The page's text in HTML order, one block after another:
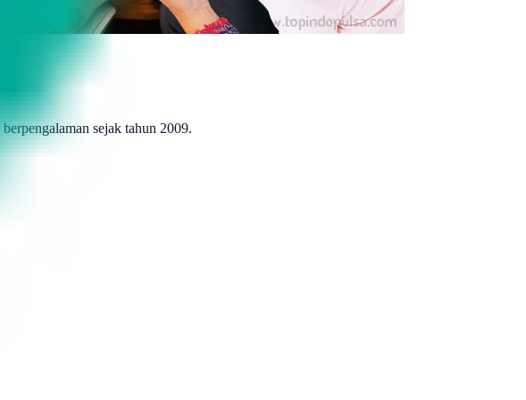
sejak tahun 2009.